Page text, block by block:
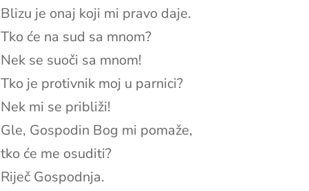
Blizu je onaj koji mi pravo daje.
Tko će na sud sa mnom?
Nek se suoči sa mnom!
Tko je protivnik moj u parnici?
Nek mi se približi!
Gle, Gospodin Bog mi pomaže,
tko će me osuditi?
Riječ Gospodnja.